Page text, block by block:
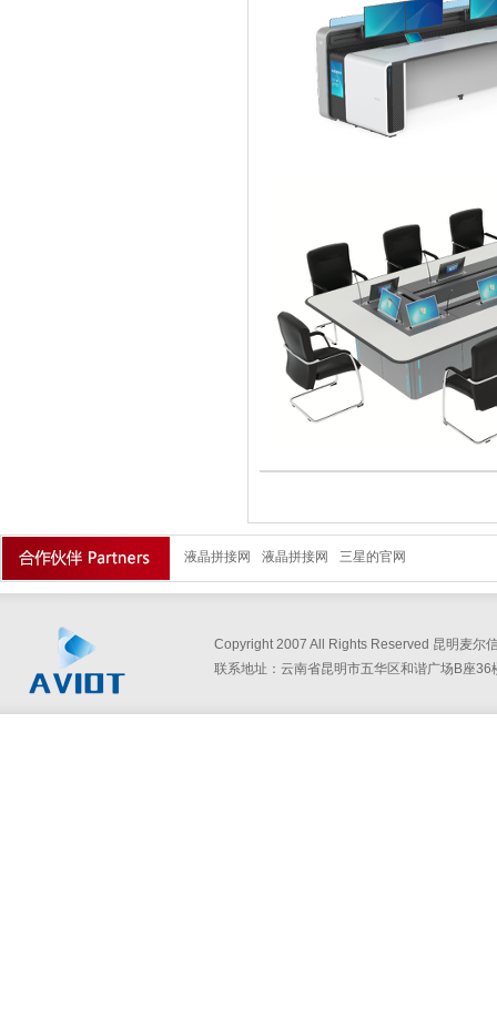
液晶拼接网 液晶拼接网 三星的官网
Copyright 2007 All Rights Reserved 昆明麦尔
联系地址：云南省昆明市五华区和谐广场B座